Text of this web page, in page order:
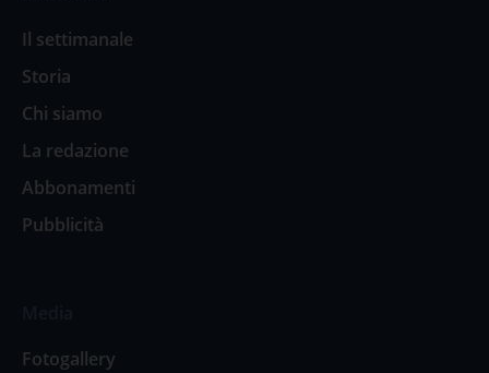
Il settimanale
Storia
Chi siamo
La redazione
Abbonamenti
Pubblicità
Fotogallery